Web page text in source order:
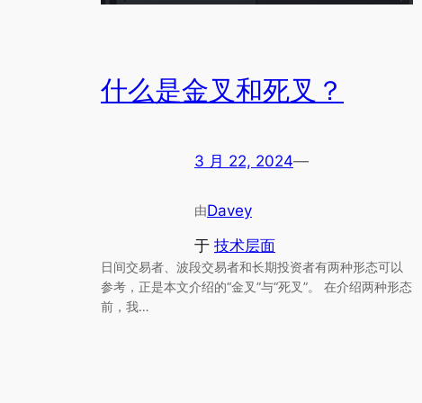
什么是金叉和死叉？
3 月 22, 2024—
由Davey
于 技术层面
日间交易者、波段交易者和长期投资者有两种形态可以
参考，正是本文介绍的“金叉”与“死叉”。 在介绍两种形态
前，我…